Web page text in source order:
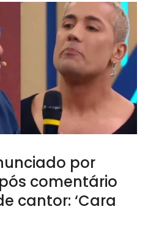
por
comentário
cantor: ‘Cara